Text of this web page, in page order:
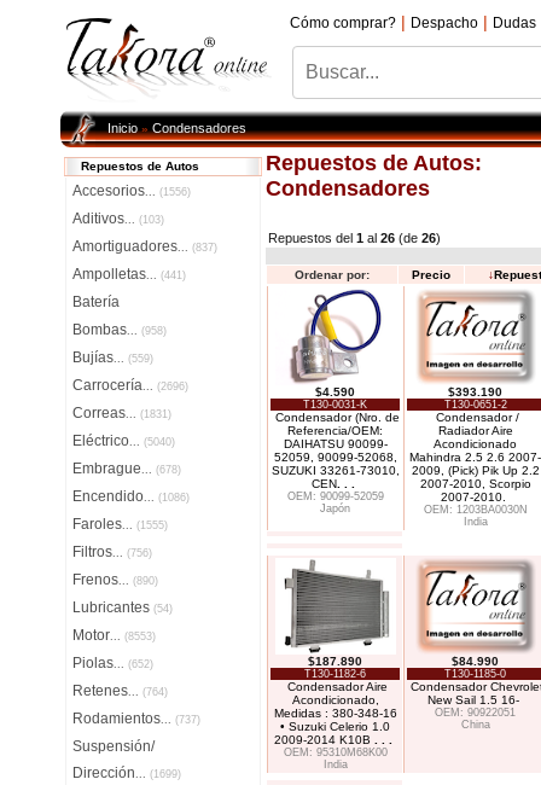
Cómo comprar? | Despacho | Dudas
Inicio»Condensadores
Repuestos de Autos
Accesorios... (1556)
Aditivos... (103)
Amortiguadores... (837)
Ampolletas... (441)
Batería
Bombas... (958)
Bujías... (559)
Carrocería... (2696)
Correas... (1831)
Eléctrico... (5040)
Embrague... (678)
Encendido... (1086)
Faroles... (1555)
Filtros... (756)
Frenos... (890)
Lubricantes (54)
Motor... (8553)
Piolas... (652)
Retenes... (764)
Rodamientos... (737)
Suspensión/
Dirección... (1699)
Repuestos de Autos:
Condensadores
Repuestos del 1 al 26 (de 26)
Ordenar por: Precio ↓
$4.590
T130-0031-K
Condensador (Nro. de
Referencia/OEM:
DAIHATSU 90099-
52059, 90099-52068,
SUZUKI 33261-73010,
CEN
OEM: 90099-52059
Japón
$393.190
T130-0651-2
Condensador /
Radiador Aire
Acondicionado
Mahindra 2.5 2.6 2007-
2009, (Pick) Pik Up 2.2
2007-2010, Scorpio
2007-2010.
OEM: 1203BA0030N
India
$187.890
T130-1182-6
Condensador Aire
Acondicionado,
Medidas : 380-348-16
• Suzuki Celerio 1.0
2009-2014 K10B
OEM: 95310M68K00
India
$84.990
T130-1185-0
Condensador
New Sail 1.5 16-
OEM: 90922051
China